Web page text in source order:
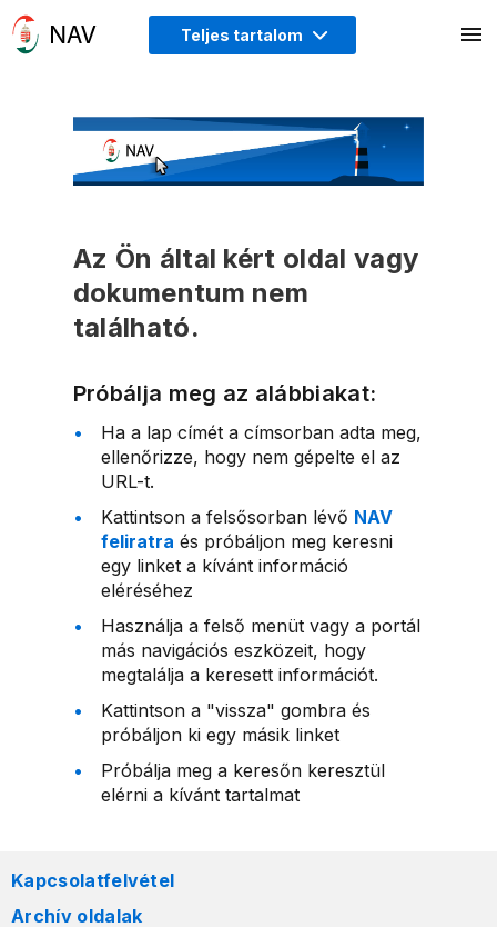
Teljes tartalom
Az Ön által kért oldal vagy
dokumentum nem
található.
Próbálja meg az alábbiakat:
Ha a lap címét a címsorban adta meg,
ellenőrizze, hogy nem gépelte el az
URL-t.
Kattintson a felsősorban lévő NAV
feliratra és próbáljon meg keresni
egy linket a kívánt információ
eléréséhez
Használja a felső menüt vagy a portál
más navigációs eszközeit, hogy
megtalálja a keresett információt.
Kattintson a "vissza" gombra és
próbáljon ki egy másik linket
Próbálja meg a keresőn keresztül
elérni a kívánt tartalmat
Kapcsolatfelvétel
Archív oldalak